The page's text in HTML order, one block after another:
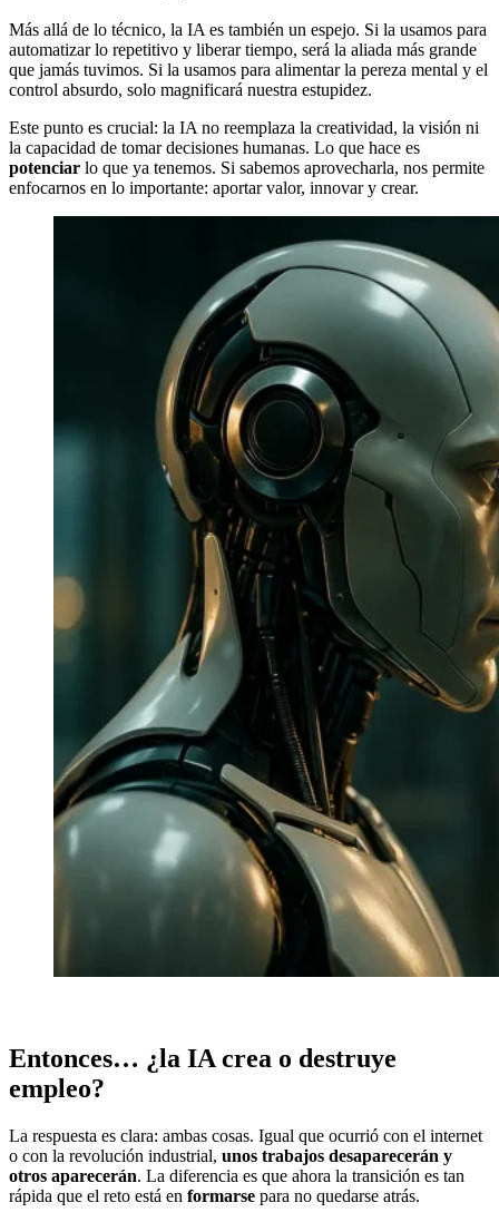
Más allá de lo técnico, la IA es también un espejo. Si la usamos para
automatizar lo repetitivo y liberar tiempo, será la aliada más grande
que jamás tuvimos. Si la usamos para alimentar la pereza mental y el
control absurdo, solo magnificará nuestra estupidez.
Este punto es crucial: la IA no reemplaza la creatividad, la visión ni
la capacidad de tomar decisiones humanas. Lo que hace es
potenciar lo que ya tenemos. Si sabemos aprovecharla, nos permite
enfocarnos en lo importante: aportar valor, innovar y crear.
Entonces… ¿la IA crea o destruye
empleo?
La respuesta es clara: ambas cosas. Igual que ocurrió con el internet
o con la revolución industrial, unos trabajos desaparecerán y
otros aparecerán. La diferencia es que ahora la transición es tan
rápida que el reto está en formarse para no quedarse atrás.